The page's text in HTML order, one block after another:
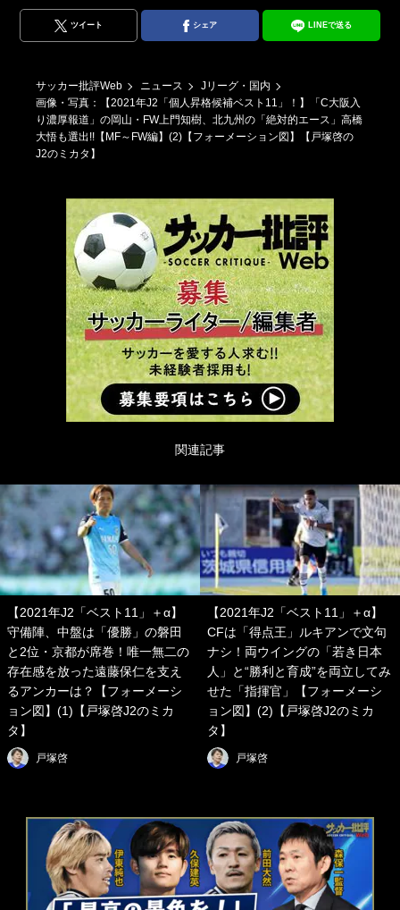
ツイート シェア LINEで送る
サッカー批評Web ニュース
Jリーグ・国内
画像・写真：【2021年J2「個人昇格候補ベスト11」！】「C大阪入
り濃厚報道」の岡山・FW上門知樹、北九州の「絶対的エース」高橋
大悟も選出!!【MF～FW編】(2)【フォーメーション図】【戸塚啓の
J2のミカタ】
関連記事
【2021年J2「ベスト11」＋α】
守備陣、中盤は「優勝」の磐田
と2位・京都が席巻！唯一無二の
存在感を放った遠藤保仁を支え
るアンカーは？【フォーメーシ
ョン図】(1)【戸塚啓J2のミカ
タ】
戸塚啓
【2021年J2「ベスト11」＋α】
CFは「得点王」ルキアンで文句
ナシ！両ウイングの「若き日本
人」と“勝利と育成”を両立してみ
せた「指揮官」【フォーメーシ
ョン図】(2)【戸塚啓J2のミカ
タ】
戸塚啓